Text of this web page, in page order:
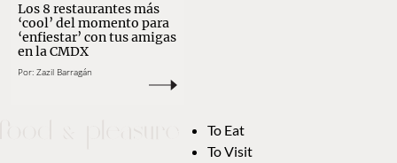
Los 8 restaurantes más
‘cool’ del momento para
‘enfiestar’ con tus amigas
en la CMDX
Por: Zazil Barragán
To Eat
To Visit